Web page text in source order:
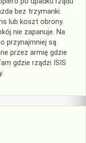
bez trzymanki.
lub koszt obrony.
nie zapanuje. Na
przynajmniej są
przez armię gdzie
gdzie rządzi ISIS